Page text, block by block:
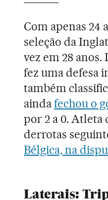
Com apenas 24
seleção da
vez em 28
fez uma defesa
também
aindafechou o
por 2 a 0. Atleta
derrotas
Bélgica, na
Laterais: